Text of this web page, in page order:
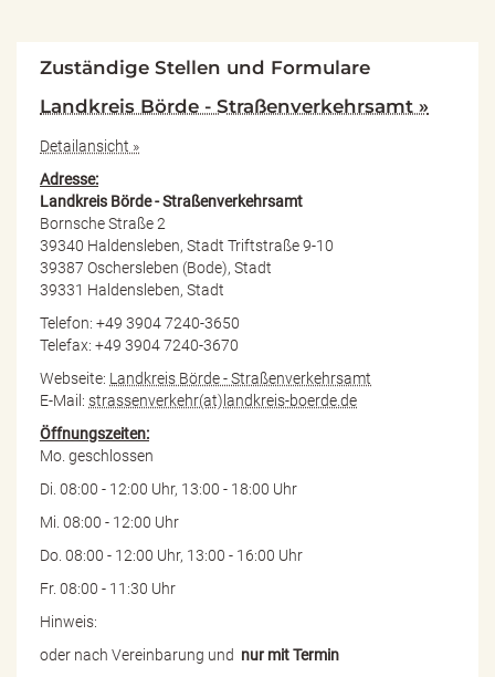
Zuständige Stellen und Formulare
Landkreis Börde - Straßenverkehrsamt »
Detailansicht »
Adresse:
Landkreis Börde - Straßenverkehrsamt
Bornsche Straße 2
39340 Haldensleben, Stadt Triftstraße 9-10
39387 Oschersleben (Bode), Stadt
39331 Haldensleben, Stadt
Telefon: +49 3904 7240-3650
Telefax: +49 3904 7240-3670
Webseite: Landkreis Börde - Straßenverkehrsamt
E-Mail: strassenverkehr(at)landkreis-boerde.de
Öffnungszeiten:
Mo. geschlossen
Di. 08:00 - 12:00 Uhr, 13:00 - 18:00 Uhr
Mi. 08:00 - 12:00 Uhr
Do. 08:00 - 12:00 Uhr, 13:00 - 16:00 Uhr
Fr. 08:00 - 11:30 Uhr
Hinweis:
oder nach Vereinbarung und nur mit Termin